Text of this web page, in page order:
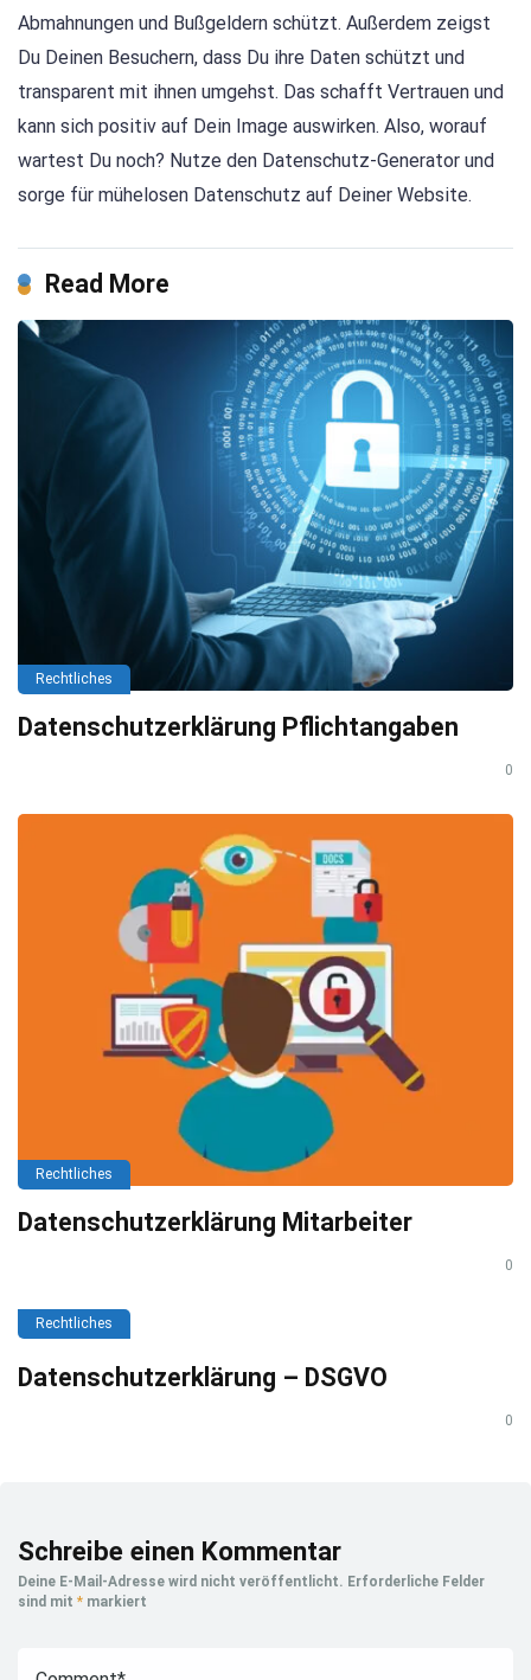
Abmahnungen und Bußgeldern schützt. Außerdem zeigst
Du Deinen Besuchern, dass Du ihre Daten schützt und
transparent mit ihnen umgehst. Das schafft Vertrauen und
kann sich positiv auf Dein Image auswirken. Also, worauf
wartest Du noch? Nutze den Datenschutz-Generator und
sorge für mühelosen Datenschutz auf Deiner Website.
Read More
Rechtliches
Datenschutzerklärung Pflichtangaben
0
Rechtliches
Datenschutzerklärung Mitarbeiter
0
Rechtliches
Datenschutzerklärung – DSGVO
0
Schreibe einen Kommentar
Deine E-Mail-Adresse wird nicht veröffentlicht. Erforderliche Felder
sind mit * markiert